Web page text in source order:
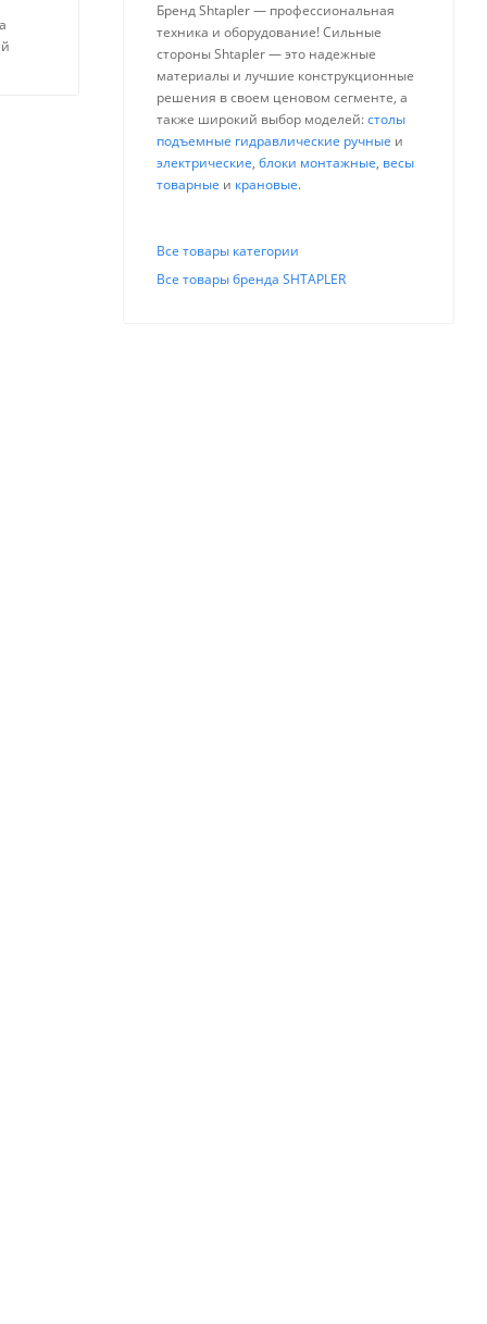
Бренд Shtapler — профессиональная
техника и оборудование! Сильные
стороны Shtapler — это надежные
материалы и лучшие конструкционные
решения в своем ценовом сегменте, а
также широкий выбор моделей:столы
подъемные гидравлические ручные и
электрические, блоки монтажные, весы
товарные и крановые.
Все товары категории
Все товары бренда SHTAPLER